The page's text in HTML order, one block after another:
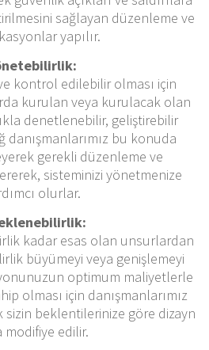
sağlayan düzenleme ve
yapılır.
kontrol edilebilir olması için
kurulan veya kurulacak olan
denetlenebilir, geliştirebilir
danışmanlarımız bu konuda
gerekli düzenleme ve
sisteminizi yönetmenize
olurlar.
kadar esas olan unsurlardan
büyümeyi veya genişlemeyi
optimum maliyetlerle
olması için danışmanlarımız
beklentilerinize göre dizayn
modifiye edilir.